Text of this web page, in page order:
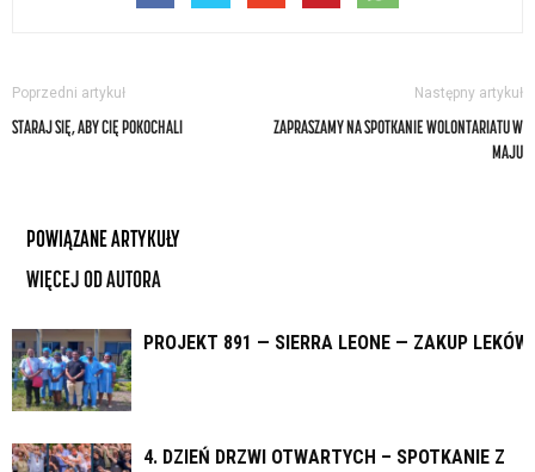
Poprzedni artykuł
STARAJ SIĘ, ABY CIĘ POKOCHALI
Następny artykuł
ZAPRASZAMY NA SPOTKANIE WOLONTARIATU W
MAJU
POWIĄZANE ARTYKUŁY
WIĘCEJ OD AUTORA
PROJEKT 891 — SIERRA LEONE — ZAKUP LEKÓW
4. DZIEŃ DRZWI OTWARTYCH – SPOTKANIE Z